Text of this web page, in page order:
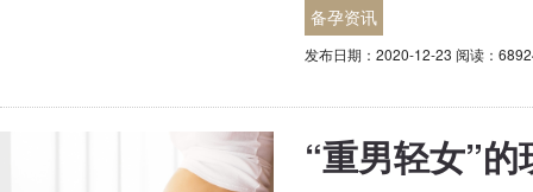
备孕资讯
发布日期：2020-12-23 阅读：
“重男轻女”